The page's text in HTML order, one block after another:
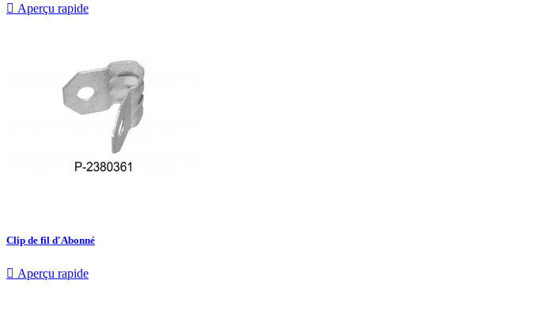
 Aperçu rapide
Clip de fil d'Abonné
 Aperçu rapide